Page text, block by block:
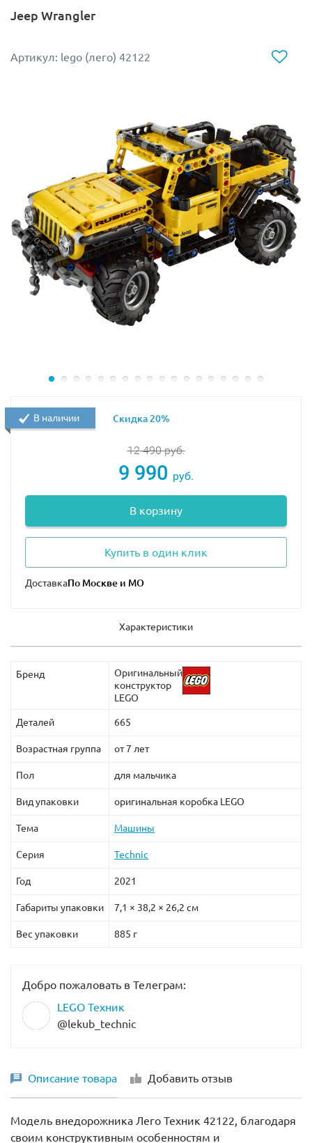
Jeep Wrangler
Артикул: lego (лего) 42122
12 490руб.
9 990 руб.
В корзину
Купить в один клик
Доставка
В наличии Скидка 20%
Характеристики
Бренд
Оригинальный
конструктор
LEGO
Деталей 665
Возрастная группа от 7 лет
Пол для мальчика
Вид упаковки оригинальная коробка LEGO
Тема Машины
Серия Technic
Год 2021
Габариты упаковки 7,1 × 38,2 × 26,2 см
Вес упаковки 885 г
Добро пожаловать в Телеграм:
LEGO Техник
@lekub_technic
Описание товара Добавить отзыв
Модель внедорожника Лего Техник 42122, благодаря
своим конструктивным особенностям и